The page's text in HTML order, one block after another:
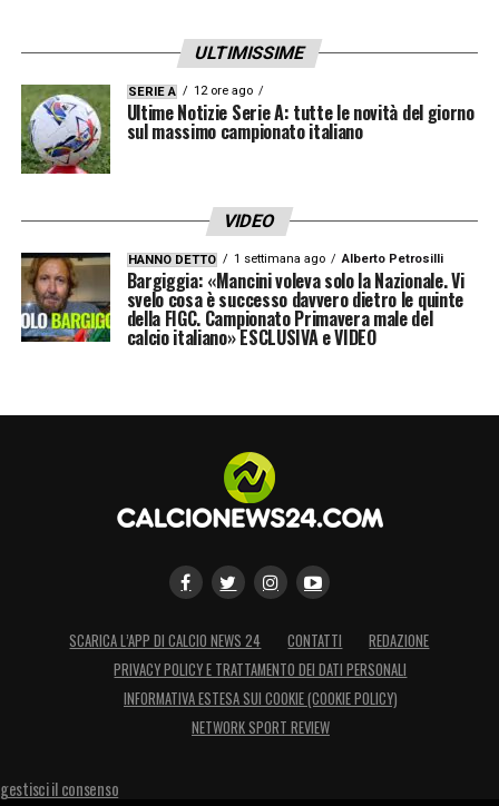
ULTIMISSIME
SERIE A 12 ore ago
Ultime Notizie Serie A: tutte le novità del giorno
sul massimo campionato italiano
VIDEO
HANNO DETTO 1 settimana ago Alberto Petrosilli
Bargiggia: «Mancini voleva solo la Nazionale. Vi
svelo cosa è successo davvero dietro le quinte
della FIGC. Campionato Primavera male del
calcio italiano» ESCLUSIVA e VIDEO
SCARICA L’APP DI CALCIO NEWS 24 CONTATTI
REDAZIONE
PRIVACY POLICY E TRATTAMENTO DEI DATI PERSONALI
INFORMATIVA ESTESA SUI COOKIE (COOKIE POLICY)
NETWORK SPORT REVIEW
gestisci il consenso